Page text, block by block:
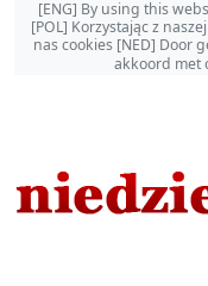
[ENG] By using this
[POL] Korzystając z
nas cookies [NED] Door
akkoord met